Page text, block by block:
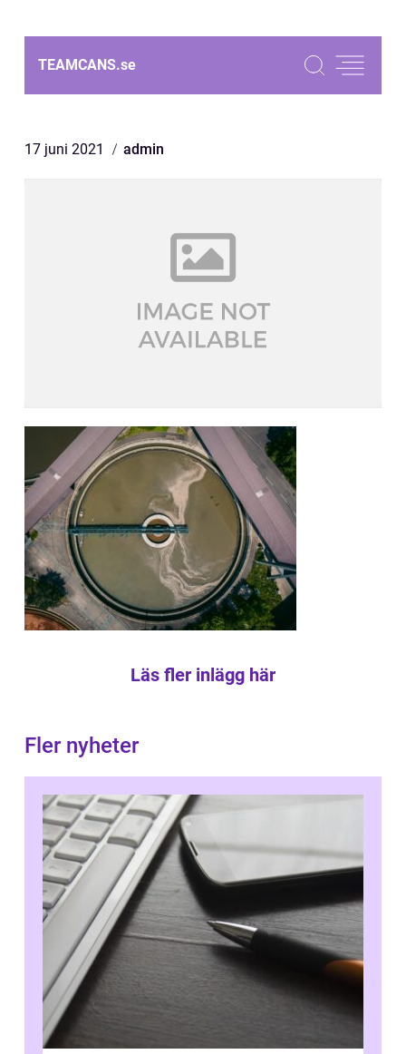
TEAMCANS.se
17 juni 2021 admin
Läs fler inlägg här
Fler nyheter